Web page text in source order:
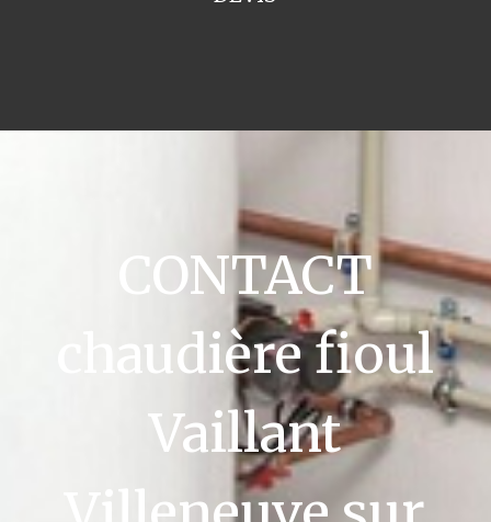
CONTACT
chaudière fioul
Vaillant